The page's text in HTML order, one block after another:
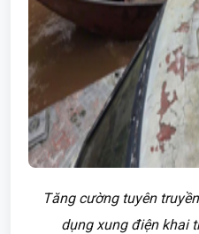
Tăng cường tuyên
dụng xung điện khai